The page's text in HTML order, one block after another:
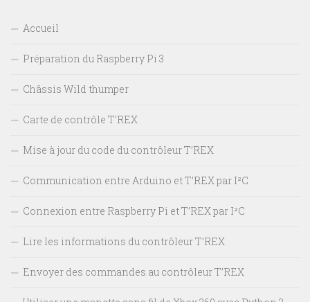
Accueil
Préparation du Raspberry Pi 3
Châssis Wild thumper
Carte de contrôle T’REX
Mise à jour du code du contrôleur T’REX
Communication entre Arduino et T’REX par I²C
Connexion entre Raspberry Pi et T’REX par I²C
Lire les informations du contrôleur T’REX
Envoyer des commandes au contrôleur T’REX